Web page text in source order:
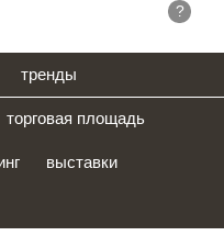
?
тренды
торговая площадь
выставки